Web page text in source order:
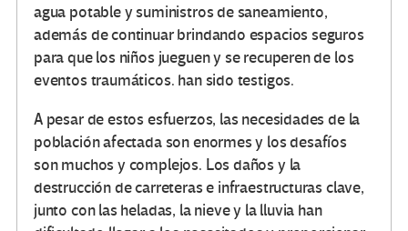
agua potable y suministros de saneamiento,
además de continuar brindando espacios seguros
para que los niños jueguen y se recuperen de los
eventos traumáticos. han sido testigos.
A pesar de estos esfuerzos, las necesidades de la
población afectada son enormes y los desafíos
son muchos y complejos. Los daños y la
destrucción de carreteras e infraestructuras clave,
junto con las heladas, la nieve y la lluvia han